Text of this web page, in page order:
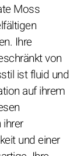
Moss
Ihre
von
ist fluid und
auf ihrem
und einer